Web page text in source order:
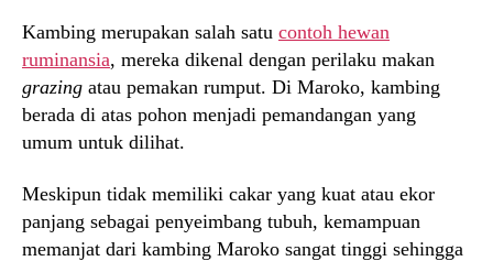
Kambing merupakan salah satu contoh hewan
ruminansia, mereka dikenal dengan perilaku makan
grazing atau pemakan rumput. Di Maroko, kambing
berada di atas pohon menjadi pemandangan yang
umum untuk dilihat.
Meskipun tidak memiliki cakar yang kuat atau ekor
panjang sebagai penyeimbang tubuh, kemampuan
memanjat dari kambing Maroko sangat tinggi sehingga